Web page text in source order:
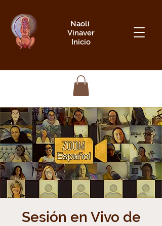
Naolí
Vinaver
Inicio
Sesión en Vivo de